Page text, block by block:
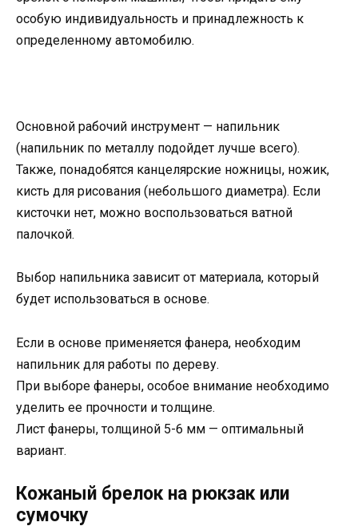
особую индивидуальность и принадлежность к
определенному автомобилю.
Основной рабочий инструмент — напильник
(напильник по металлу подойдет лучше всего).
Также, понадобятся канцелярские ножницы, ножик,
кисть для рисования (небольшого диаметра). Если
кисточки нет, можно воспользоваться ватной
палочкой.
Выбор напильника зависит от материала, который
будет использоваться в основе.
Если в основе применяется фанера, необходим
напильник для работы по дереву.
При выборе фанеры, особое внимание необходимо
уделить ее прочности и толщине.
Лист фанеры, толщиной 5-6 мм — оптимальный
вариант.
Кожаный брелок на рюкзак или
сумочку